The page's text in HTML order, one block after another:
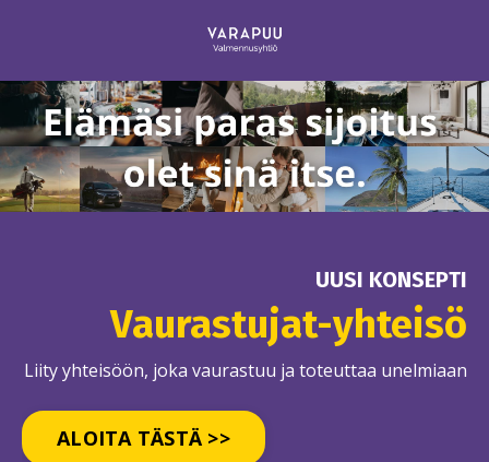
UUSI KONSEPTI
Vaurastujat-yhteisö
Liity yhteisöön, joka vaurastuu ja toteuttaa unelmiaan
ALOITA TÄSTÄ >>